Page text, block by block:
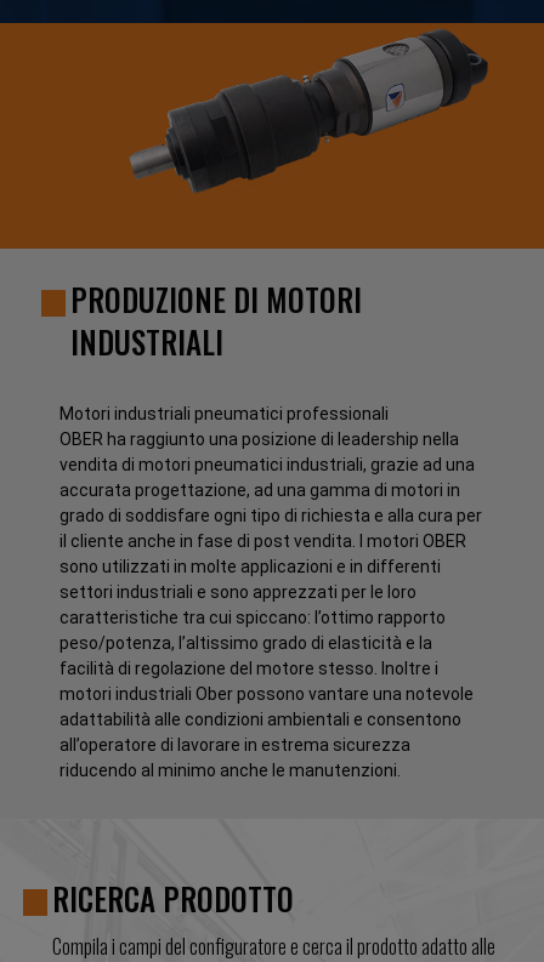
PRODUZIONE DI MOTORI
INDUSTRIALI
Motori industriali pneumatici professionali
OBER ha raggiunto una posizione di leadership nella
vendita di motori pneumatici industriali, grazie ad una
accurata progettazione, ad una gamma di motori in
grado di soddisfare ogni tipo di richiesta e alla cura per
il cliente anche in fase di post vendita. I motori OBER
sono utilizzati in molte applicazioni e in differenti
settori industriali e sono apprezzati per le loro
caratteristiche tra cui spiccano: l’ottimo rapporto
peso/potenza, l’altissimo grado di elasticità e la
facilità di regolazione del motore stesso. Inoltre i
motori industriali Ober possono vantare una notevole
adattabilità alle condizioni ambientali e consentono
all’operatore di lavorare in estrema sicurezza
riducendo al minimo anche le manutenzioni.
RICERCA PRODOTTO
Compila i campi del configuratore e cerca il prodotto adatto alle